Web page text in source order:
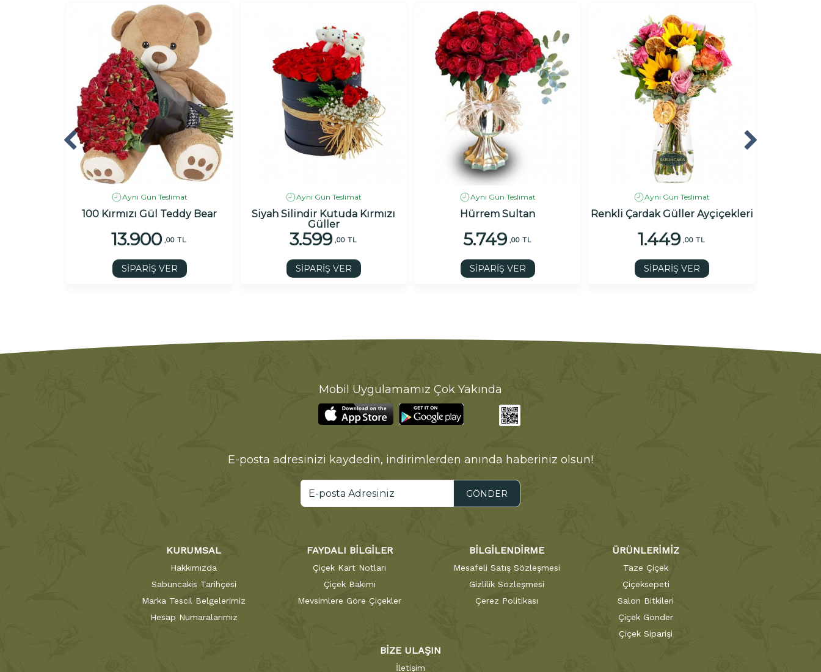
Aynı Gün Teslimat
100 Kırmızı Gül Teddy Bear
13.900 ,00 TL
SİPARİŞ VER
Aynı Gün Teslimat
Siyah Silindir Kutuda Kırmızı
Güller
3.599 ,00 TL
SİPARİŞ VER
Aynı Gün Teslimat
Hürrem Sultan
5.749 ,00 TL
SİPARİŞ VER
Aynı Gün Teslimat
Renkli Çardak Güller Ayçiçekleri
1.449 ,00 TL
SİPARİŞ VER
Mobil Uygulamamız Çok Yakında
E-posta adresinizi kaydedin, indirimlerden anında haberiniz olsun!
GÖNDER
KURUMSAL
Hakkımızda
Sabuncakis Tarihçesi
Marka Tescil Belgelerimiz
Hesap Numaralarımız
FAYDALI BİLGİLER
Çiçek Kart Notları
Çiçek Bakımı
Mevsimlere Göre Çiçekler
BİLGİLENDİRME
Mesafeli Satış Sözleşmesi
Gizlilik Sözleşmesi
Çerez Politikası
ÜRÜNLERİMİZ
Taze Çiçek
Çiçeksepeti
Salon Bitkileri
Çiçek Gönder
Çiçek Siparişi
BİZE ULAŞIN
İletişim